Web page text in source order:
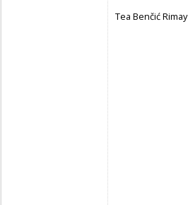
Tea Benčić Rimay